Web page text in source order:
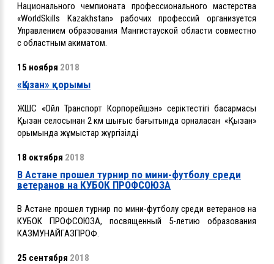
Национального чемпионата профессионального мастерства
«WorldSkills Kazakhstan» рабочих профессий организуется
Управлением образования Мангистауской области совместно
с областным акиматом.
15 ноября 2018
«Қызан» қорымы
ЖШС «Ойл Транспорт Корпорейшэн» серіктестігі басқармасы
Қызан селосынан 2 км шығыс бағытында орналасқан «Қызан»
қорымында жұмыстар жүргізілді
18 октября 2018
В Астане прошел турнир по мини-футболу среди
ветеранов на КУБОК ПРОФСОЮЗА
В Астане прошел турнир по мини-футболу среди ветеранов на
КУБОК ПРОФСОЮЗА, посвященный 5-летию образования
КАЗМУНАЙГАЗПРОФ.
25 сентября 2018